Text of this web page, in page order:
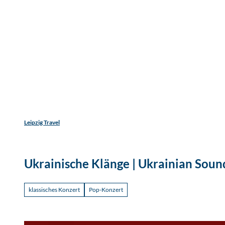
Leipzig Travel
Ukrainische Klänge | Ukrainian
klassisches Konzert Pop-Konzert